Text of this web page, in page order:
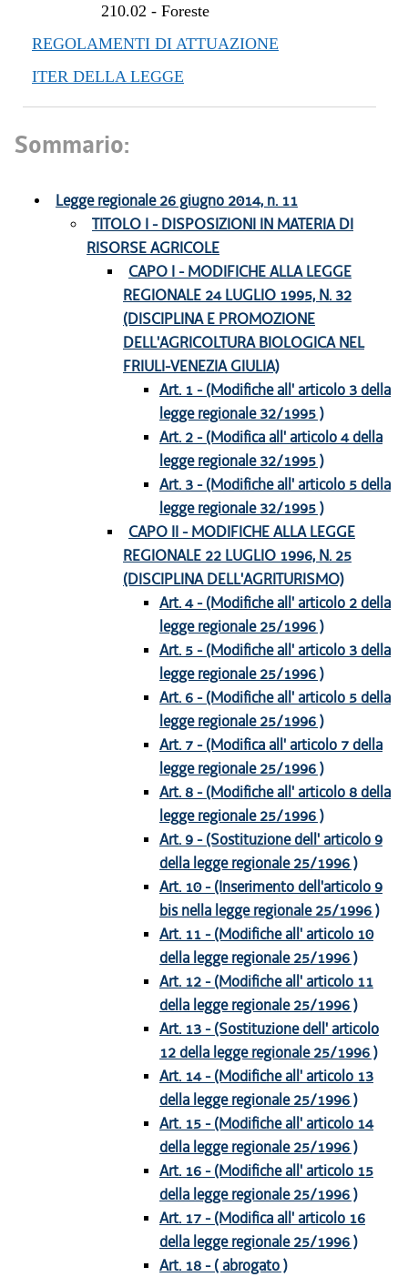
210.02 - Foreste
REGOLAMENTI DI ATTUAZIONE
ITER DELLA LEGGE
Sommario:
Legge regionale 26 giugno 2014, n. 11
TITOLO I - DISPOSIZIONI IN MATERIA DI
RISORSE AGRICOLE
CAPO I - MODIFICHE ALLA LEGGE
REGIONALE 24 LUGLIO 1995, N. 32
(DISCIPLINA E PROMOZIONE
DELL'AGRICOLTURA BIOLOGICA NEL
FRIULI-VENEZIA GIULIA)
Art. 1 - (Modifiche all' articolo 3 della
legge regionale 32/1995 )
Art. 2 - (Modifica all' articolo 4 della
legge regionale 32/1995 )
Art. 3 - (Modifiche all' articolo 5 della
legge regionale 32/1995 )
CAPO II - MODIFICHE ALLA LEGGE
REGIONALE 22 LUGLIO 1996, N. 25
(DISCIPLINA DELL'AGRITURISMO)
Art. 4 - (Modifiche all' articolo 2 della
legge regionale 25/1996 )
Art. 5 - (Modifiche all' articolo 3 della
legge regionale 25/1996 )
Art. 6 - (Modifiche all' articolo 5 della
legge regionale 25/1996 )
Art. 7 - (Modifica all' articolo 7 della
legge regionale 25/1996 )
Art. 8 - (Modifiche all' articolo 8 della
legge regionale 25/1996 )
Art. 9 - (Sostituzione dell' articolo 9
della legge regionale 25/1996 )
Art. 10 - (Inserimento dell'articolo 9
bis nella legge regionale 25/1996 )
Art. 11 - (Modifiche all' articolo 10
della legge regionale 25/1996 )
Art. 12 - (Modifiche all' articolo 11
della legge regionale 25/1996 )
Art. 13 - (Sostituzione dell' articolo
12 della legge regionale 25/1996 )
Art. 14 - (Modifiche all' articolo 13
della legge regionale 25/1996 )
Art. 15 - (Modifiche all' articolo 14
della legge regionale 25/1996 )
Art. 16 - (Modifiche all' articolo 15
della legge regionale 25/1996 )
Art. 17 - (Modifica all' articolo 16
della legge regionale 25/1996 )
Art. 18 - ( abrogato )